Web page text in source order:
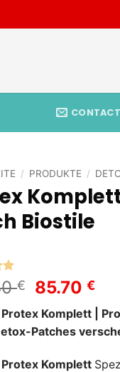
CONTACT
/ PRODUKTE /
Biostile
€
war:
105.40 €
85.70€
ist:
Komplett |
Patches
Komplett